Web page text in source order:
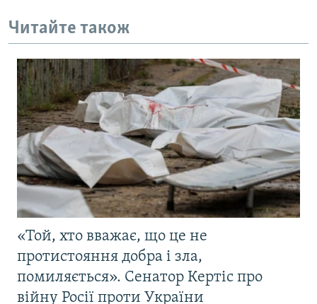
Читайте також
«Той, хто вважає, що це не
протистояння добра і зла,
помиляється». Сенатор Кертіс про
війну Росії проти України